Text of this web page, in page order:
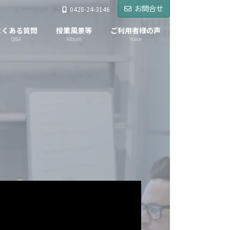
0428-24-3146 お問合せ
ある質問
Q&A
授業風景等
Album
ご利用者様の声
Voice